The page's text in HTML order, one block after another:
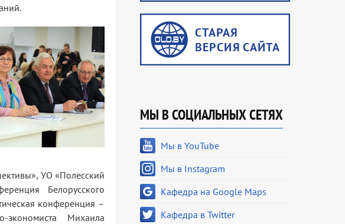
УО «Полесский
Белорусского
конференция –
экономиста Михаила
МЫ В СОЦИАЛЬНЫХ СЕТЯХ
Мы в YouTube
Мы в Instagram
Кафедра на Google Maps
Кафедра в Twitter